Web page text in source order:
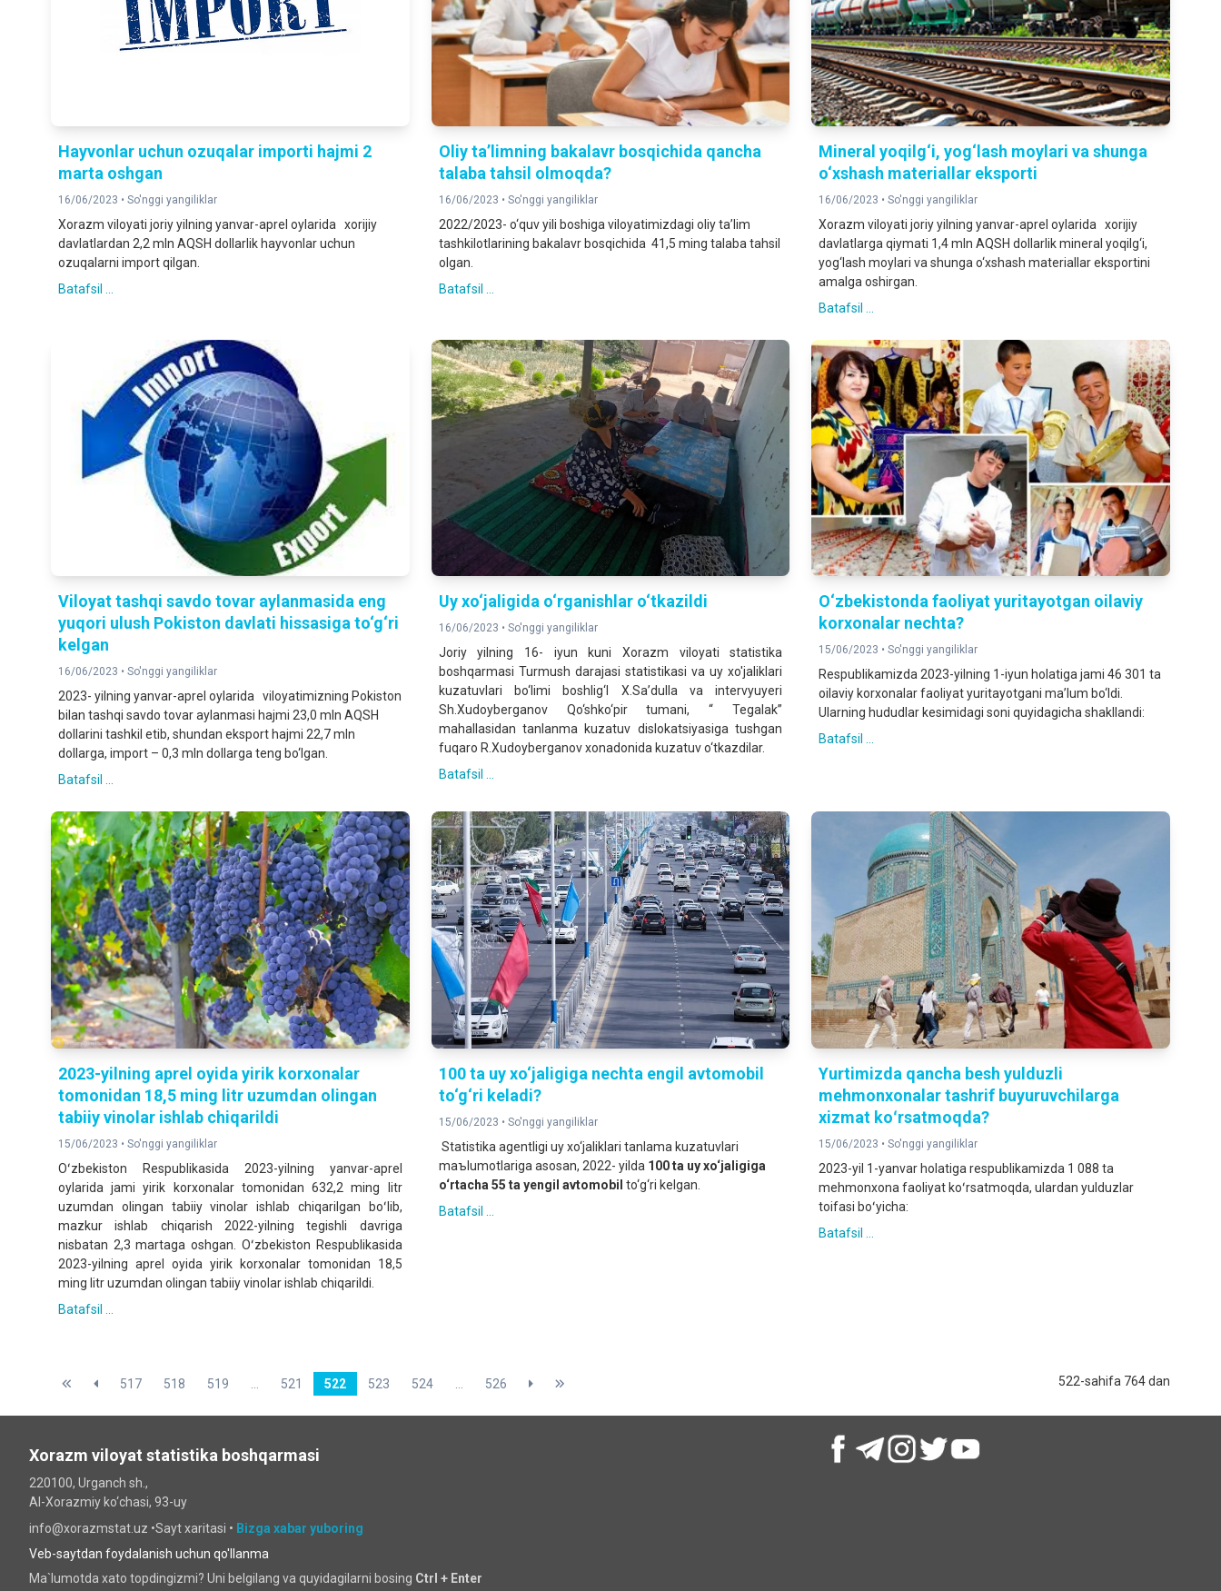
Hayvonlar uchun ozuqalar importi hajmi 2
marta oshgan
16/06/2023 • So'nggi yangiliklar
Xorazm viloyati joriy yilning yanvar-aprel oylarida xorijiy
davlatlardan 2,2 mln AQSH dollarlik hayvonlar uchun
ozuqalarni import qilgan.
Batafsil ...
Oliy ta’limning bakalavr bosqichida qancha
talaba tahsil olmoqda?
16/06/2023 • So'nggi yangiliklar
2022/2023- o‘quv yili boshiga viloyatimizdagi oliy ta’lim
tashkilotlarining bakalavr bosqichida 41,5 ming talaba tahsil
olgan.
Batafsil ...
Mineral yoqilg‘i, yog‘lash moylari va shunga
o‘xshash materiallar eksporti
16/06/2023 •So'nggi yangiliklar
Xorazm viloyati joriy yilning yanvar-aprel oylarida xorijiy
davlatlarga qiymati 1,4 mln AQSH dollarlik mineral yoqilg‘i,
yog‘lash moylari va shunga o‘xshash materiallar eksportini
amalga oshirgan.
Batafsil ...
Viloyat tashqi savdo tovar aylanmasida eng
yuqori ulush Pokiston davlati hissasiga to‘g‘ri
kelgan
16/06/2023 • So'nggi yangiliklar
2023- yilning yanvar-aprel oylarida viloyatimizning Pokiston
bilan tashqi savdo tovar aylanmasi hajmi 23,0 mln AQSH
dollarini tashkil etib, shundan eksport hajmi 22,7 mln
dollarga, import – 0,3 mln dollarga teng bo‘lgan.
Batafsil ...
Uy xo‘jaligida o‘rganishlar o‘tkazildi
16/06/2023 • So'nggi yangiliklar
Joriy yilning 16- iyun kuni Xorazm viloyati statistika
boshqarmasi Turmush darajasi statistikasi va uy xo'jaliklari
kuzatuvlari bo‘limi boshlig‘I X.Sa’dulla va intervyuyeri
Sh.Xudoyberganov Qo‘shko‘pir tumani, “ Tegalak”
mahallasidan tanlanma kuzatuv dislokatsiyasiga tushgan
fuqaro R.Xudoyberganov xonadonida kuzatuv o‘tkazdilar.
Batafsil ...
O‘zbekistonda faoliyat yuritayotgan oilaviy
korxonalar nechta?
15/06/2023 •So'nggi yangiliklar
Respublikamizda 2023-yilning 1-iyun holatiga jami 46 301 ta
oilaviy korxonalar faoliyat yuritayotgani ma’lum bo‘ldi.
Ularning hududlar kesimidagi soni quyidagicha shakllandi:
Batafsil ...
2023-yilning aprel oyida yirik korxonalar
tomonidan 18,5 ming litr uzumdan olingan
tabiiy vinolar ishlab chiqarildi
15/06/2023 • So'nggi yangiliklar
Oʻzbekiston Respublikasida 2023-yilning yanvar-aprel
oylarida jami yirik korxonalar tomonidan 632,2 ming litr
uzumdan olingan tabiiy vinolar ishlab chiqarilgan boʻlib,
mazkur ishlab chiqarish 2022-yilning tegishli davriga
nisbatan 2,3 martaga oshgan. Oʻzbekiston Respublikasida
2023-yilning aprel oyida yirik korxonalar tomonidan 18,5
ming litr uzumdan olingan tabiiy vinolar ishlab chiqarildi.
Batafsil ...
100 ta uy xo‘jaligiga nechta engil avtomobil
to‘g‘ri keladi?
15/06/2023 • So'nggi yangiliklar
Statistika agentligi uy xo‘jaliklari tanlama kuzatuvlari
maъlumotlariga asosan, 2022- yilda 100 ta uy xo‘jaligiga
o‘rtacha 55 ta yengil avtomobil to‘g‘ri kelgan.
Batafsil ...
Yurtimizda qancha besh yulduzli
mehmonxonalar tashrif buyuruvchilarga
xizmat koʻrsatmoqda?
15/06/2023 •So'nggi yangiliklar
2023-yil 1-yanvar holatiga respublikamizda 1 088 ta
mehmonxona faoliyat koʻrsatmoqda, ulardan yulduzlar
toifasi boʻyicha:
Batafsil ...
522-sahifa 764 dan
517 518 519 521 522 523 524 526
Xorazm viloyat statistika boshqarmasi
220100, Urganch sh.,
Al-Xorazmiy ko‘chаsi, 93-uy
info@xorazmstat.uz •Sayt xaritasi • Bizga xabar yuboring
Veb-saytdan foydalanish uchun qo'llanma
Ma`lumotda xato topdingizmi? Uni belgilang va quyidagilarni bosing Ctrl + Enter